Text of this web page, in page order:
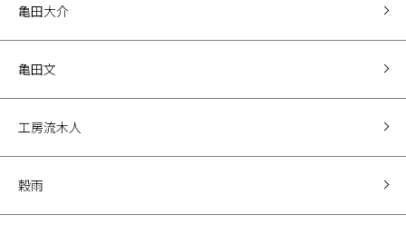
亀田大介
亀田文
工房流木人
穀雨